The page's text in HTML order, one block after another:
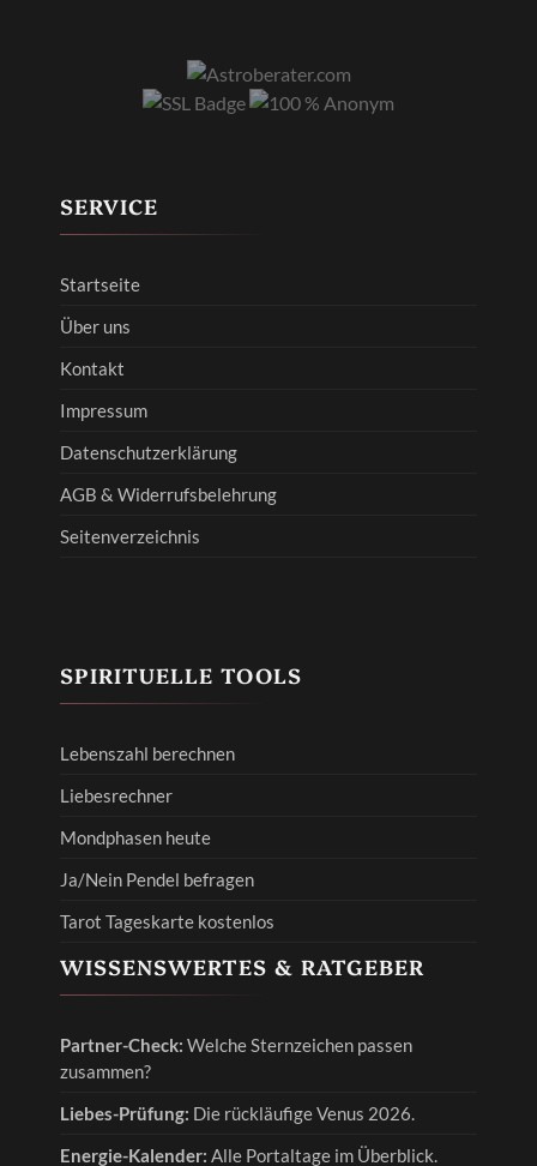
SERVICE
Startseite
Über uns
Kontakt
Impressum
Datenschutzerklärung
AGB & Widerrufsbelehrung
Seitenverzeichnis
SPIRITUELLE TOOLS
Lebenszahl berechnen
Liebesrechner
Mondphasen heute
Ja/Nein Pendel befragen
Tarot Tageskarte kostenlos
WISSENSWERTES & RATGEBER
Partner-Check: Welche Sternzeichen passen
zusammen?
Liebes-Prüfung: Die rückläufige Venus 2026.
Energie-Kalender: Alle Portaltage im Überblick.